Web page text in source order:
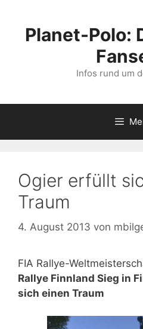
springenPlanet-Polo:
Infos rund um
Ogier erfüllt
Traum
4. August 2013 von
FIA Rallye-
Rallye Finnland Sieg in
sich einen Traum